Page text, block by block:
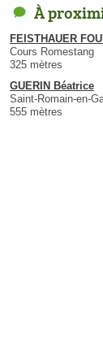
À
FEISTHAUER
Cours Romestang
325 mètres
GUERIN Béatrice
Saint-Romain-en-
555 mètres